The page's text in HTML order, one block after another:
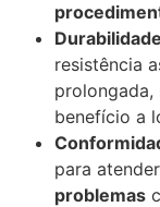
resistência
benefício a
para
problemas